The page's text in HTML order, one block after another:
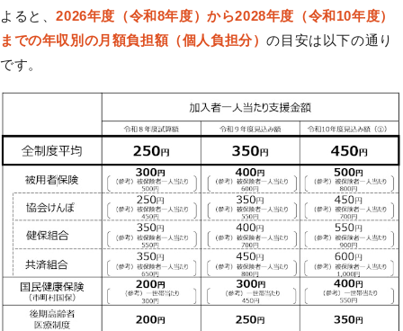
よると、2026年度（令和8年度）から2028年度（令和10年度）
までの年収別の月額負担額（個人負担分）の目安は以下の通り
です。